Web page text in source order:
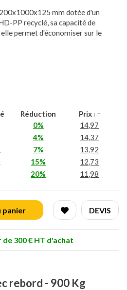
mm dotée d'un
PP recyclé, sa capacité de
permet d'économiser sur le
Réduction Prix HT
0%
14,97
4%
14,37
7%
13,92
15%
12,73
20% 11,98
panier DEVIS
300 € HT d'achat
rebord - 900 Kg